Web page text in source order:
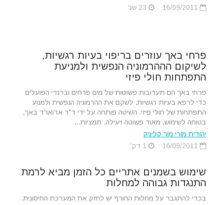
פרחי באך עוזרים בריפוי בעיות רגשיות,
לשיקום הההרמוניה הנפשית ולמניעת
התפתחות חולי פיזי
פרחי באך הם תערובות פשוטות של מים פרחים וברנדי הפועלים
כדי לרפא בעיות רגשיות, לשקם את ההרמוניה הנפשית ולמנוע
התפתחות של חולי פיזי. השיטה פותחה על ידי ד"ר אדוארד באך,
בטוחה לשימוש, מאוד פשוטה ויעילה. תמציות...
יהודית מורי מור קליניק
שימוש בשמנים אתריים כל הזמן מביא לרמת
התנגדות גבוהה למחלות
בכדי להתגבר על מחלות החורף יש לחזק את המערכת החיסונית.